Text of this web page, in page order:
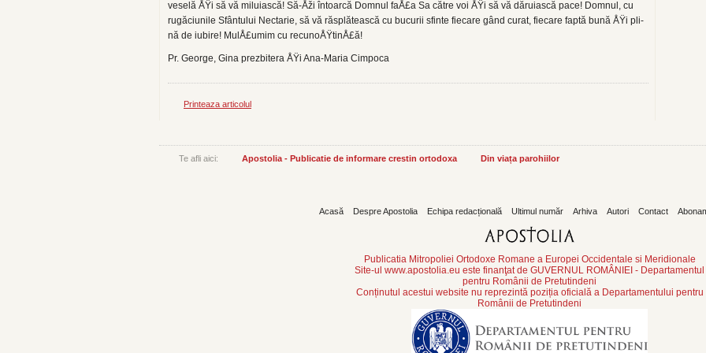
veselă ÅŸi să vă miluiască! Să-Åži întoarcă Domnul faÅ£a Sa către voi ÅŸi să vă dăruiască pace! Domnul, cu
rugăciunile Sfântului Nectarie, să vă răsplătească cu bucurii sfinte fiecare gând curat, fiecare faptă bună ÅŸi pli­
nă de iubire! MulÅ£umim cu recunoÅŸtinÅ£ă!
Pr. George, Gina prezbitera ÅŸi Ana-Maria Cimpoca
Printeaza articolul
Te afli aici: Apostolia - Publicatie de informare crestin ortodoxa Din viața parohiilor
Acasă Despre Apostolia Echipa redacțională Ultimul număr Arhiva Autori Contact
Publicatia Mitropoliei Ortodoxe Romane a Europei Occidentale si Meridionale
Site-ul www.apostolia.eu este finanţat de GUVERNUL ROMÂNIEI - Departamentul
pentru Românii de Pretutindeni
Conținutul acestui website nu reprezintă poziția oficială a Departamentului pentru
Românii de Pretutindeni